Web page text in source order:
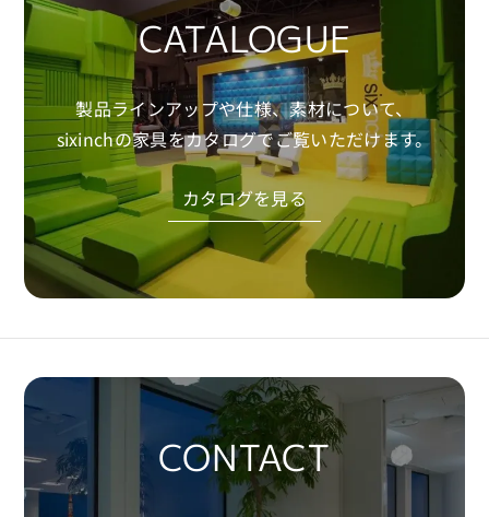
CADデータのダウンロード・利用をもって、本規
約に同意したものとみなします。
Download
CATALOGUE
製品ラインアップや仕様、素材について、
sixinchの家具をカタログでご覧いただけます。
カタログを見る
CONTACT